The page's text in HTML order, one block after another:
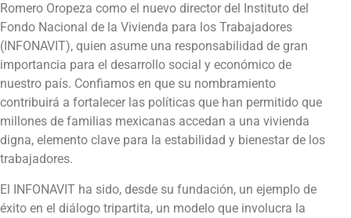
Romero Oropeza como el nuevo director del Instituto del
Fondo Nacional de la Vivienda para los Trabajadores
(INFONAVIT), quien asume una responsabilidad de gran
importancia para el desarrollo social y económico de
nuestro país. Confiamos en que su nombramiento
contribuirá a fortalecer las políticas que han permitido que
millones de familias mexicanas accedan a una vivienda
digna, elemento clave para la estabilidad y bienestar de los
trabajadores.
El INFONAVIT ha sido, desde su fundación, un ejemplo de
éxito en el diálogo tripartita, un modelo que involucra la